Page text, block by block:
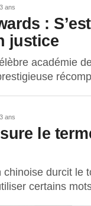
ans
:
justice
académie
ans
le
chinoise durcit
certains